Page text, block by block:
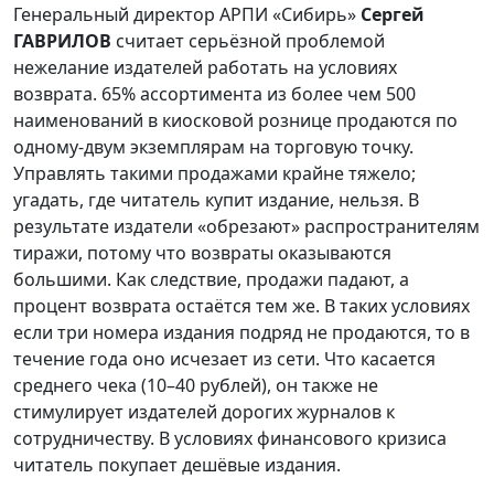
Генеральный директор АРПИ «Сибирь» Сергей
ГАВРИЛОВ считает серьёзной проблемой
нежелание издателей работать на условиях
возврата. 65% ассортимента из более чем 500
наименований в киосковой рознице продаются по
одному-двум экземплярам на торговую точку.
Управлять такими продажами крайне тяжело;
угадать, где читатель купит издание, нельзя. В
результате издатели «обрезают» распространителям
тиражи, потому что возвраты оказываются
большими. Как следствие, продажи падают, а
процент возврата остаётся тем же. В таких условиях
если три номера издания подряд не продаются, то в
течение года оно исчезает из сети. Что касается
среднего чека (10–40 рублей), он также не
стимулирует издателей дорогих журналов к
сотрудничеству. В условиях финансового кризиса
читатель покупает дешёвые издания.